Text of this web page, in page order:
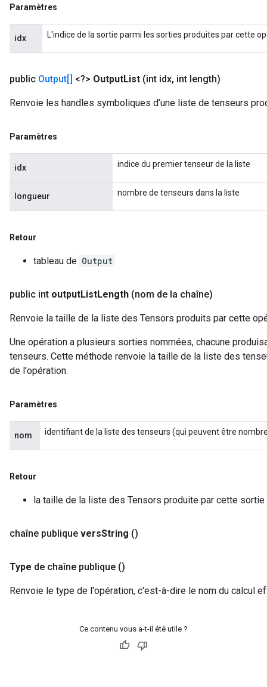
Paramètres
idx L'indice de la sortie parmi les sorties produites par cette
public Output[] <?> OutputList (int idx, int length)
Renvoie les handles symboliques d’une liste de tenseurs
Paramètres
idx indice du premier tenseur de la liste
longueur nombre de tenseurs dans la liste
Retour
tableau de Output
public int outputListLength (nom de la chaîne)
Renvoie la taille de la liste des Tensors produits par cette
Une opération a plusieurs sorties nommées, chacune
tenseurs. Cette méthode renvoie la taille de la liste des
de l'opération.
Paramètres
nom identifiant de la liste des tenseurs (qui peuvent être
Retour
la taille de la liste des Tensors produite par cette sortie
chaîne publique versString ()
Type de chaîne publique ()
Renvoie le type de l'opération, c'est-à-dire le nom du calcul
Ce contenu vous a-t-il été utile ?